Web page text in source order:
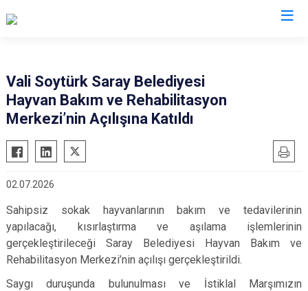
Vali Soytürk Saray Belediyesi
Hayvan Bakım ve Rehabilitasyon
Merkezi’nin Açılışına Katıldı
02.07.2026
Sahipsiz sokak hayvanlarının bakım ve tedavilerinin
yapılacağı, kısırlaştırma ve aşılama işlemlerinin
gerçekleştirileceği Saray Belediyesi Hayvan Bakım ve
Rehabilitasyon Merkezi’nin açılışı gerçekleştirildi.
Saygı duruşunda bulunulması ve İstiklal Marşımızın